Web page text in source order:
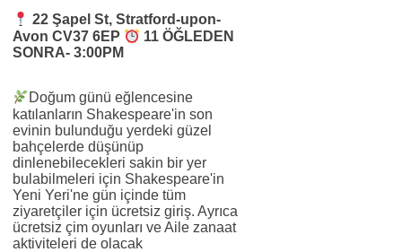
22 Şapel St, Stratford-upon-
Avon CV37 6EP
11 ÖĞLEDEN
SONRA- 3:00PM
Doğum günü eğlencesine
katılanların Shakespeare'in son
evinin bulunduğu yerdeki güzel
bahçelerde düşünüp
dinlenebilecekleri sakin bir yer
bulabilmeleri için Shakespeare'in
Yeni Yeri'ne gün içinde tüm
ziyaretçiler için ücretsiz giriş. Ayrıca
ücretsiz çim oyunları ve Aile zanaat
aktiviteleri de olacak